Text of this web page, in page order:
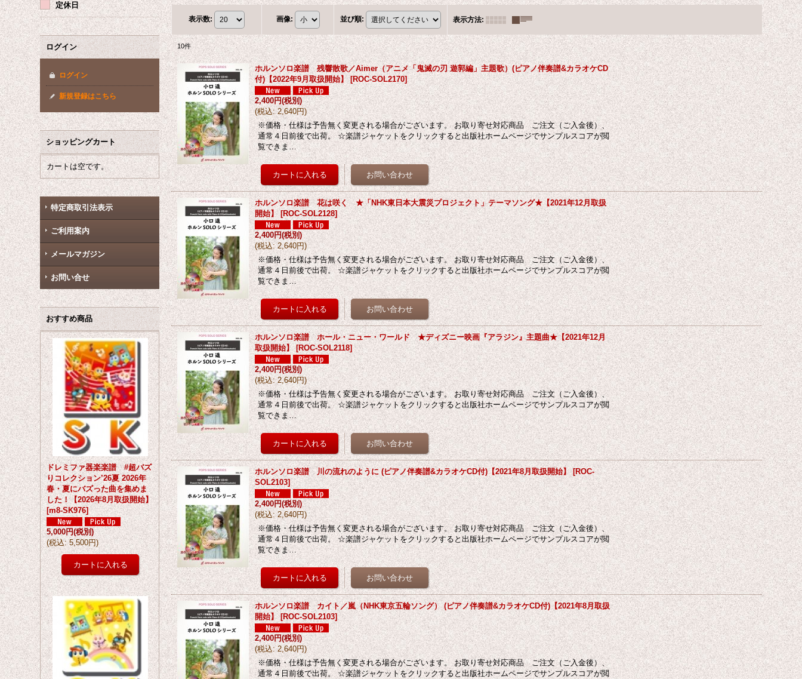
定休日
ログイン
ログイン
新規登録はこちら
ショッピングカート
カートは空です。
特定商取引法表示
ご利用案内
メールマガジン
お問い合せ
おすすめ商品
ドレミファ器楽楽譜 #超バズ
りコレクション’26夏 2026年
春・夏にバズった曲を集めま
した！【2026年8月取扱開始】
[m8-SK976]
5,000円(税別)
(税込: 5,500円)
表示数: 画像: 並び順: 表示方法:
10件
ホルンソロ楽譜 残響散歌／Aimer（アニメ「鬼滅の刃 遊郭編」主題歌）(ピアノ伴奏譜&カラオケCD
付)【2022年9月取扱開始】 [ROC-SOL2170]
2,400円(税別)
(税込: 2,640円)
※価格・仕様は予告無く変更される場合がございます。 お取り寄せ対応商品 ご注文（ご入金後）、
通常４日前後で出荷。 ☆楽譜ジャケットをクリックすると出版社ホームページでサンプルスコアが閲
覧できま…
ホルンソロ楽譜 花は咲く ★「NHK東日本大震災プロジェクト」テーマソング★【2021年12月取扱
開始】 [ROC-SOL2128]
2,400円(税別)
(税込: 2,640円)
※価格・仕様は予告無く変更される場合がございます。 お取り寄せ対応商品 ご注文（ご入金後）、
通常４日前後で出荷。 ☆楽譜ジャケットをクリックすると出版社ホームページでサンプルスコアが閲
覧できま…
ホルンソロ楽譜 ホール・ニュー・ワールド ★ディズニー映画『アラジン』主題曲★【2021年12月
取扱開始】 [ROC-SOL2118]
2,400円(税別)
(税込: 2,640円)
※価格・仕様は予告無く変更される場合がございます。 お取り寄せ対応商品 ご注文（ご入金後）、
通常４日前後で出荷。 ☆楽譜ジャケットをクリックすると出版社ホームページでサンプルスコアが閲
覧できま…
ホルンソロ楽譜 川の流れのように (ピアノ伴奏譜&カラオケCD付)【2021年8月取扱開始】 [ROC-
SOL2103]
2,400円(税別)
(税込: 2,640円)
※価格・仕様は予告無く変更される場合がございます。 お取り寄せ対応商品 ご注文（ご入金後）、
通常４日前後で出荷。 ☆楽譜ジャケットをクリックすると出版社ホームページでサンプルスコアが閲
覧できま…
ホルンソロ楽譜 カイト／嵐（NHK東京五輪ソング） (ピアノ伴奏譜&カラオケCD付)【2021年8月取扱
開始】 [ROC-SOL2103]
2,400円(税別)
(税込: 2,640円)
※価格・仕様は予告無く変更される場合がございます。 お取り寄せ対応商品 ご注文（ご入金後）、
通常４日前後で出荷。 ☆楽譜ジャケットをクリックすると出版社ホームページでサンプルスコアが閲